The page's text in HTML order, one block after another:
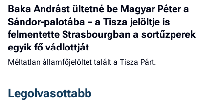
Baka Andrást ültetné be Magyar Péter a
Sándor-palotába – a Tisza jelöltje is
felmentette Strasbourgban a sortűzperek
egyik fő vádlottját
Méltatlan államfőjelöltet talált a Tisza Párt.
Legolvasottabb